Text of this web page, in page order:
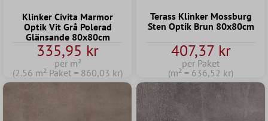
Klinker Civita Marmor
Optik Vit Grå Polerad
Glänsande 80x80cm
335,95 kr
per m²
(2.56 m² Paket = 860,03 kr)
Terass Klinker Mossburg
Sten Optik Brun 80x80cm
407,37 kr
per Paket
(m² = 636,52 kr)